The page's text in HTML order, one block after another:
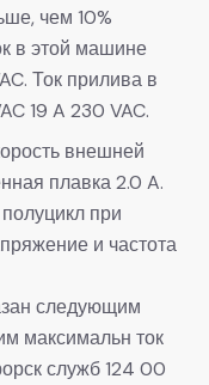
чем 10%
в этой машине
Ток прилива в
19 A 230 VAC.
внешней
плавка 2.0 A.
при
и частота
следующим
максимальн ток
служб 124 00